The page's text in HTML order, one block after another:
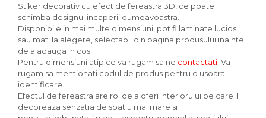
Stiker decorativ cu efect de fereastra 3D, ce poate
schimba designul incaperii dumeavoastra.
Disponibile in mai multe dimensiuni, pot fi laminate lucios
sau mat, la alegere, selectabil din pagina produsului inainte
de a adauga in cos.
Pentru dimensiuni atipice va rugam sa ne contactati . Va
rugam sa mentionati codul de produs pentru o usoara
identificare.
Efectul de fereastra are rol de a oferi interiorului pe care il
decoreaza senzatia de spatiu mai mare si